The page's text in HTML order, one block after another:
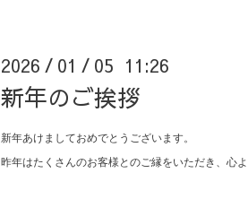
2026 / 01 / 05 11:26
新年のご挨拶
新年あけましておめでとうございます。
昨年はたくさんのお客様とのご縁をいただき、心よ